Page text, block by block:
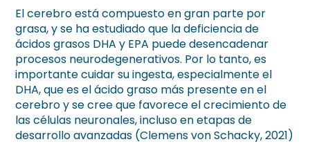
El cerebro está compuesto en gran parte por
grasa, y se ha estudiado que la deficiencia de
ácidos grasos DHA y EPA puede desencadenar
procesos neurodegenerativos. Por lo tanto, es
importante cuidar su ingesta, especialmente el
DHA, que es el ácido graso más presente en el
cerebro y se cree que favorece el crecimiento de
las células neuronales, incluso en etapas de
desarrollo avanzadas (Clemens von Schacky, 2021)